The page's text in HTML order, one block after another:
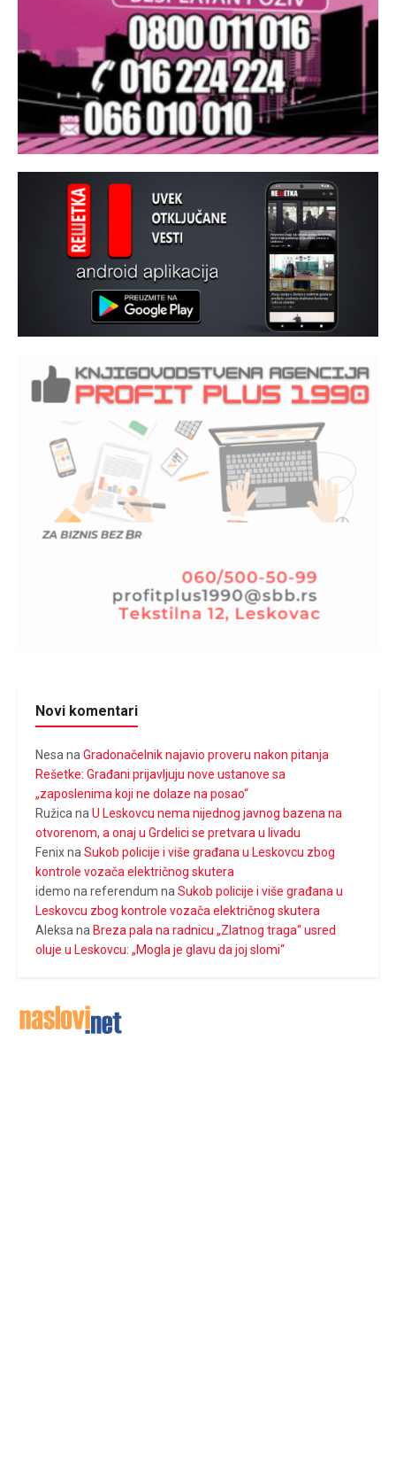
Novi komentari
Nesa na Gradonačelnik najavio proveru nakon pitanja
Rešetke: Građani prijavljuju nove ustanove sa
„zaposlenima koji ne dolaze na posao“
Ružica na U Leskovcu nema nijednog javnog bazena na
otvorenom, a onaj u Grdelici se pretvara u livadu
Fenixna Sukob policije i više građana u Leskovcu zbog
kontrole vozača električnog skutera
idemo na referendum na Sukob policije i više građana u
Leskovcu zbog kontrole vozača električnog skutera
Aleksa na Breza pala na radnicu „Zlatnog traga“ usred
oluje u Leskovcu: „Mogla je glavu da joj slomi“